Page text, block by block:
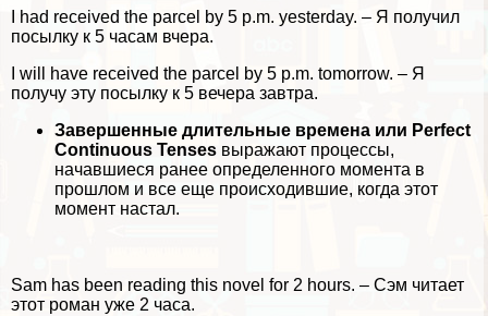
I had received the parcel by 5 p.m. yesterday. – Я получил
посылку к 5 часам вчера.
I will have received the parcel by 5 p.m. tomorrow. – Я
получу эту посылку к 5 вечера завтра.
Завершенные длительные времена или Perfect
Continuous Tenses выражают процессы,
начавшиеся ранее определенного момента в
прошлом и все еще происходившие, когда этот
момент настал.
Sam has been reading this novel for 2 hours. – Сэм читает
этот роман уже 2 часа.